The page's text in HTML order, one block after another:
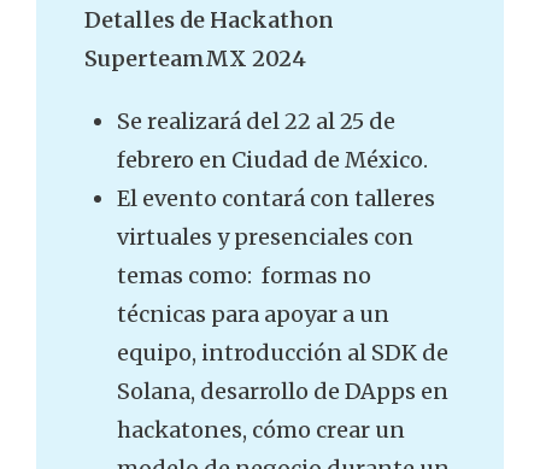
Detalles de Hackathon
SuperteamMX 2024
Se realizará del 22 al 25 de
febrero en Ciudad de México.
El evento contará con talleres
virtuales y presenciales con
temas como: formas no
técnicas para apoyar a un
equipo, introducción al SDK de
Solana, desarrollo de DApps en
hackatones, cómo crear un